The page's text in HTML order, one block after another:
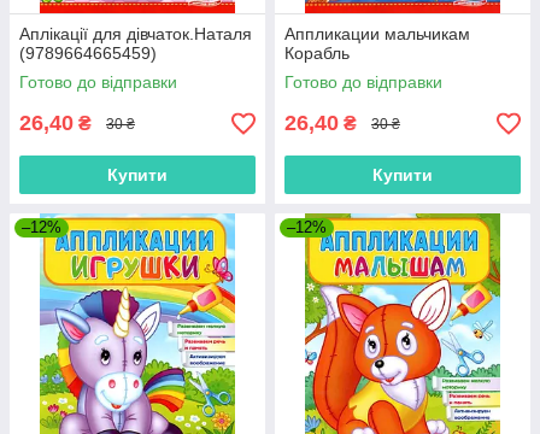
Аплікації для дівчаток.Наталя
(9789664665459)
Готово до відправки
26,40 ₴ 30 ₴
Купити
Аппликации мальчикам
Корабль
Готово до відправки
26,40 ₴ 30 ₴
Купити
–12% –12%